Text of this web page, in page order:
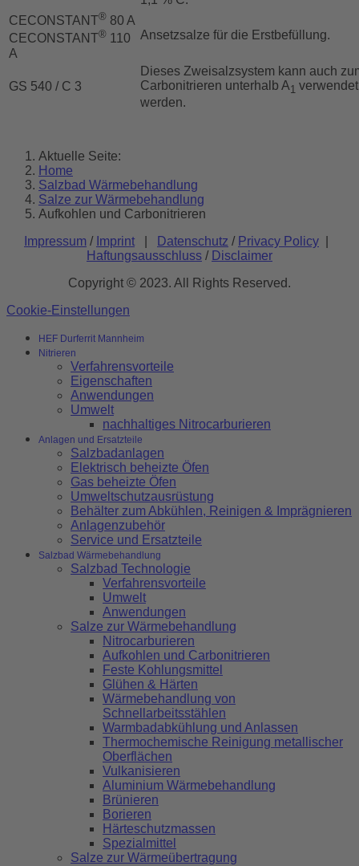
CECONSTANT ® 80 A
CECONSTANT ® 110
A
Ansetzsalze für die Erstbefüllung.
GS 540 / C 3
Dieses Zweisalzsystem kann auch
Carbonitrieren unterhalb A1 verwendet
werden.
Aktuelle Seite:
Home
Salzbad Wärmebehandlung
Salze zur Wärmebehandlung
Aufkohlen und Carbonitrieren
Impressum / Imprint Datenschutz / Privacy Policy
Haftungsausschluss / Disclaimer
Copyright © 2023. All Rights Reserved.
Cookie-Einstellungen
HEF Durferrit Mannheim
Nitrieren
Verfahrensvorteile
Eigenschaften
Anwendungen
Umwelt
nachhaltiges Nitrocarburieren
Anlagen und Ersatzteile
Salzbadanlagen
Elektrisch beheizte Öfen
Gas beheizte Öfen
Umweltschutzausrüstung
Behälter zum Abkühlen, Reinigen & Imprägnieren
Anlagenzubehör
Service und Ersatzteile
Salzbad Wärmebehandlung
Salzbad Technologie
Verfahrensvorteile
Umwelt
Anwendungen
Salze zur Wärmebehandlung
Nitrocarburieren
Aufkohlen und Carbonitrieren
Feste Kohlungsmittel
Glühen & Härten
Wärmebehandlung von
Schnellarbeitsstählen
Warmbadabkühlung und Anlassen
Thermochemische Reinigung metallischer
Oberflächen
Vulkanisieren
Aluminium Wärmebehandlung
Brünieren
Borieren
Härteschutzmassen
Spezialmittel
Salze zur Wärmeübertragung